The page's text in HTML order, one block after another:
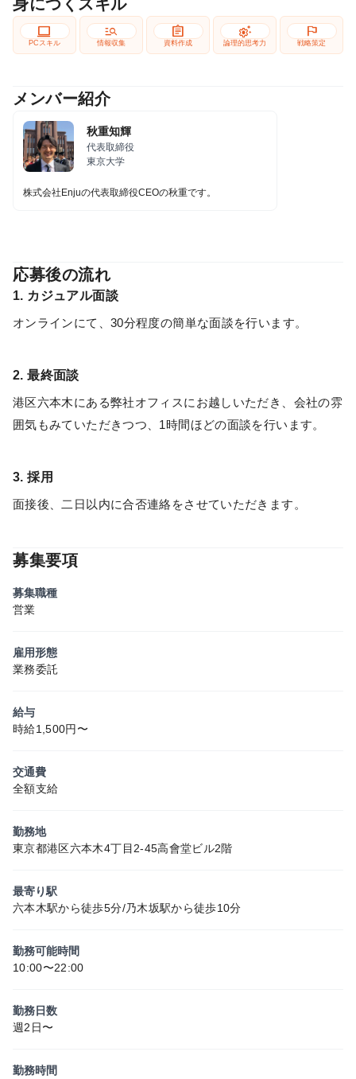
身につくスキル
computer
PCスキル
manage_search
情報収集
assignment
資料作成
settings_suggest
論理的思考力
flag
戦略策定
メンバー紹介
秋重知輝
代表取締役
東京大学
株式会社Enjuの代表取締役CEOの秋重です。
応募後の流れ
1. カジュアル面談
オンラインにて、30分程度の簡単な面談を行います。
2. 最終面談
港区六本木にある弊社オフィスにお越しいただき、会社の雰
囲気もみていただきつつ、1時間ほどの面談を行います。
3. 採用
面接後、二日以内に合否連絡をさせていただきます。
募集要項
募集職種
営業
雇用形態
業務委託
給与
時給1,500円〜
交通費
全額支給
勤務地
東京都港区六本木4丁目2-45高會堂ビル2階
最寄り駅
六本木駅から徒歩5分/乃木坂駅から徒歩10分
勤務可能時間
10:00〜22:00
勤務日数
週2日〜
勤務時間